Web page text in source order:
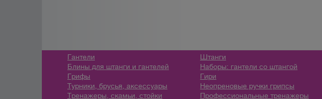
Гантели
Штанги
Блины для штанги и гантелей
Наборы: гантели со штангой
Грифы
Гири
Турники, брусья, аксессуары
Неопреновые ручки грипсы
Тренажеры, скамьи, стойки
Профессиональные тренажеры